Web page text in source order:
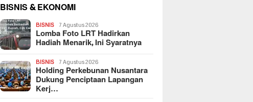
BISNIS & EKONOMI
BISNIS 7 Agustus 2026
Lomba Foto LRT Hadirkan
Hadiah Menarik, Ini Syaratnya
BISNIS 7 Agustus 2026
Holding Perkebunan Nusantara
Dukung Penciptaan Lapangan
Kerj…